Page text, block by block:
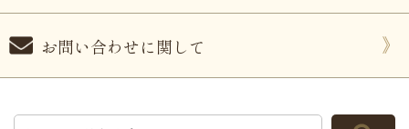
お問い合わせに関して